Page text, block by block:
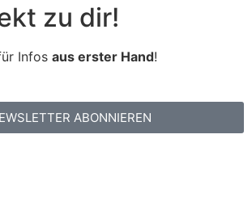
zu dir!
Infos aus erster Hand!
ABONNIEREN